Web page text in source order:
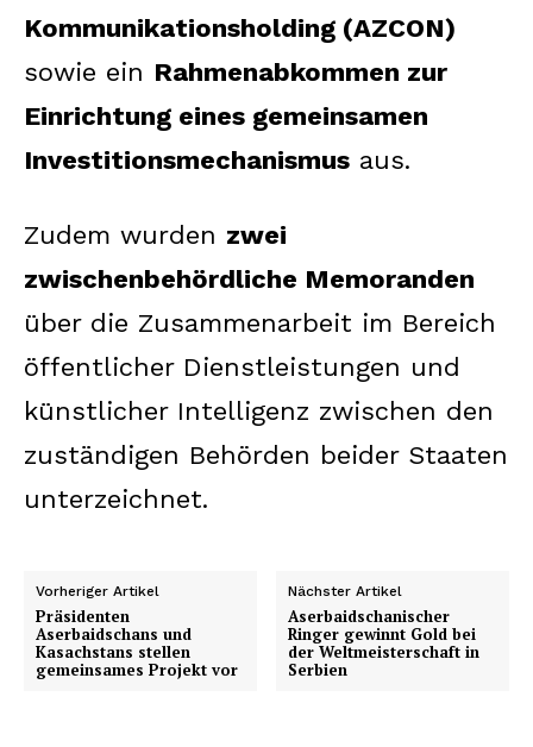
Kommunikationsholding (AZCON)
sowie ein Rahmenabkommen zur
Einrichtung eines gemeinsamen
Investitionsmechanismus aus.
Zudem wurden zwei
zwischenbehördliche Memoranden
über die Zusammenarbeit im Bereich
öffentlicher Dienstleistungen und
künstlicher Intelligenz zwischen den
zuständigen Behörden beider Staaten
unterzeichnet.
Vorheriger Artikel
Präsidenten
Aserbaidschans und
Kasachstans stellen
gemeinsames Projekt vor
Nächster Artikel
Aserbaidschanischer
Ringer gewinnt Gold bei
der Weltmeisterschaft in
Serbien